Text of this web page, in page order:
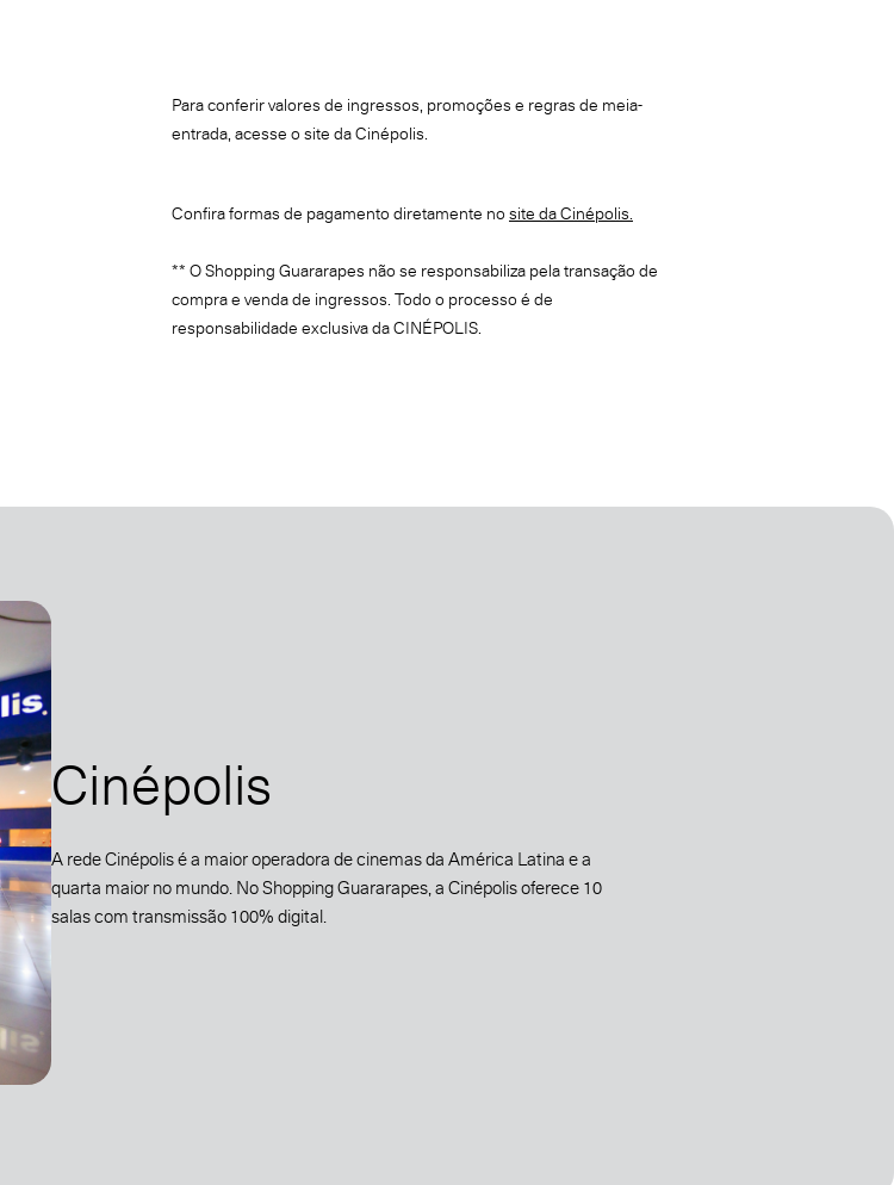
Para conferir valores de ingressos, promoções e regras de meia-
entrada, acesse o site da Cinépolis.
Confira formas de pagamento diretamente no site da Cinépolis.
** O Shopping Guararapes não se responsabiliza pela transação de
compra e venda de ingressos. Todo o processo é de
responsabilidade exclusiva da CINÉPOLIS.
Cinépolis
A rede Cinépolis é a maior operadora de cinemas da América Latina e a
quarta maior no mundo. No Shopping Guararapes, a Cinépolis oferece 10
salas com transmissão 100% digital.